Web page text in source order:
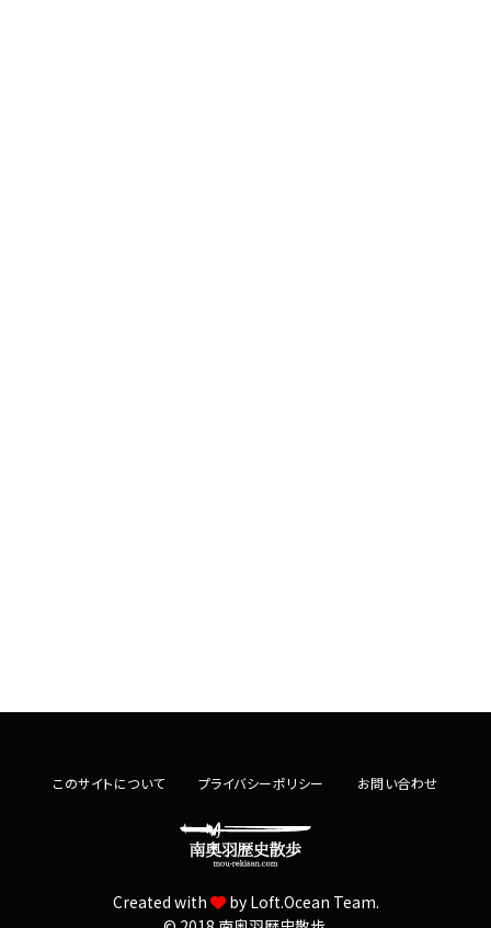
このサイトについて プライバシーポリシー お問い合わせ
Created with by Loft.Ocean Team.